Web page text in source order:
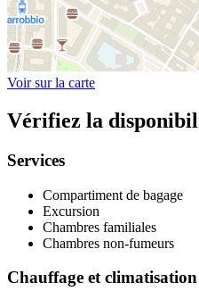
Voir sur la carte
Vérifiez la
Services
Compartiment de bagage
Excursion
Chambres familiales
Chambres non-fumeurs
Chauffage et climatisation